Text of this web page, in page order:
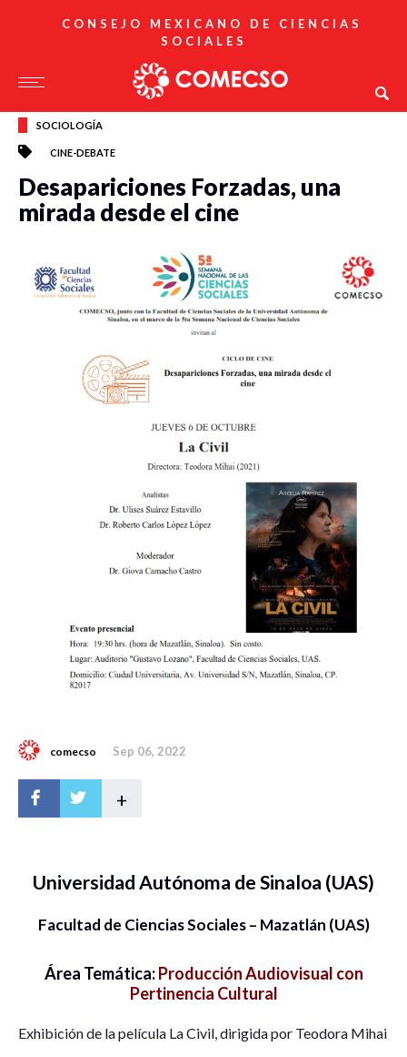
CONSEJO MEXICANO DE CIENCIAS
SOCIALES
SOCIOLOGÍA
CINE-DEBATE
Desapariciones Forzadas, una
mirada desde el cine
comecso Sep 06, 2022
+
Universidad Autónoma de Sinaloa (UAS)
Facultad de Ciencias Sociales – Mazatlán (UAS)
Área Temática:Producción Audiovisual con
Pertinencia Cultural
Exhibición de la película La Civil, dirigida por Teodora Mihai